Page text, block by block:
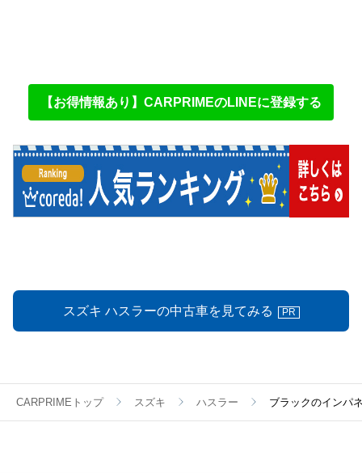
【お得情報あり】CARPRIMEのLINEに登録する
スズキ ハスラーの中古車を見てみる PR
CARPRIMEトップ スズキ ハスラー ブラックのインパ